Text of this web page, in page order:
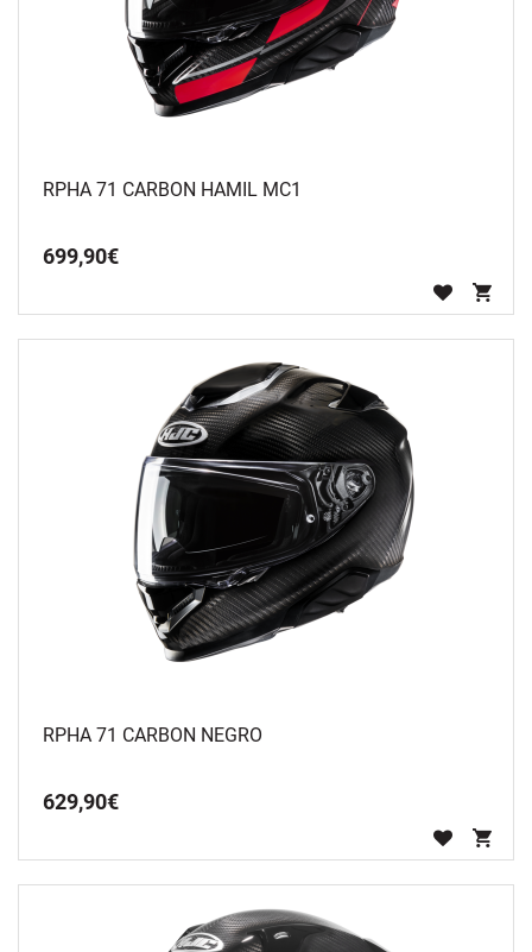
RPHA 71 CARBON HAMIL MC1
699,90€
RPHA 71 CARBON NEGRO
629,90€